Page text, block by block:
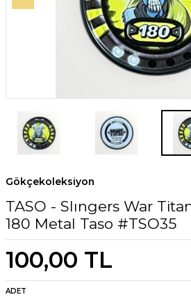
Gökçekoleksiyon
TASO - Slıngers War
180 Metal Taso #TSO35
100,00 TL
ADET